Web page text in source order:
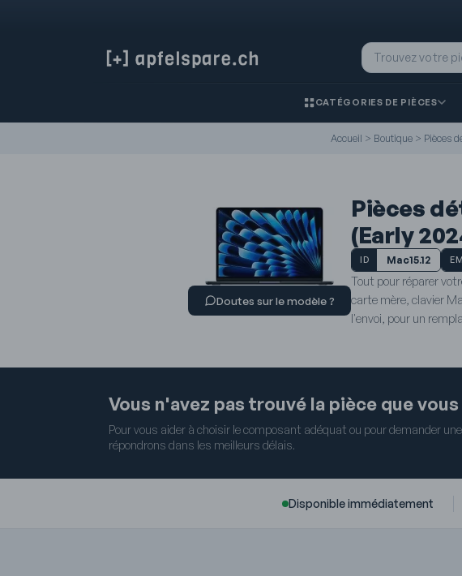
CATÉGORIES DE PIÈCES
Accueil > Boutique> Pièces
Doutes sur le modèle ?
Pièces
(Early
ID Mac15.12
Tout pour réparer
carte mère, clavier
l'envoi, pour un
Vous n'avez pas trouvé la pièce que
Pour vous aider à choisir le composant adéquat ou pour demander
répondrons dans les meilleurs délais.
Disponible immédiatement